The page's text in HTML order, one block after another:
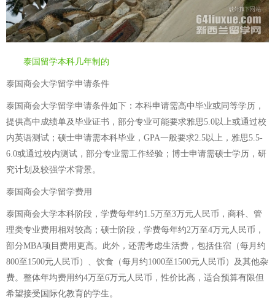
泰国留学本科几年制的
泰国商会大学留学申请条件
泰国商会大学留学申请条件如下：本科申请需高中毕业或同等学历，
提供高中成绩单及毕业证书，部分专业可能要求雅思5.0以上或通过校
内英语测试；硕士申请需本科毕业，GPA一般要求2.5以上，雅思5.5-
6.0或通过校内测试，部分专业需工作经验；博士申请需硕士学历，研
究计划及较强学术背景。
泰国商会大学留学费用
泰国商会大学本科阶段，学费每年约1.5万至3万元人民币，商科、管
理类专业费用相对较高；硕士阶段，学费每年约2万至4万元人民币，
部分MBA项目费用更高。此外，还需考虑生活费，包括住宿（每月约
800至1500元人民币）、饮食（每月约1000至1500元人民币）及其他杂
费。整体年均费用约4万至6万元人民币，性价比高，适合预算有限但
希望接受国际化教育的学生。